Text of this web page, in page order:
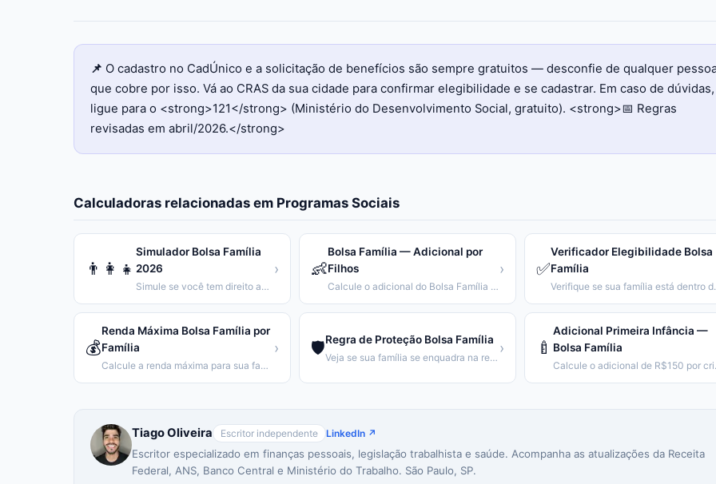
📌 O cadastro no CadÚnico e a solicitação de benefícios são sempre gratuitos — desconfie de qualquer
que cobre por isso. Vá ao CRAS da sua cidade para confirmar elegibilidade e se cadastrar. Em caso de dúvidas,
ligue para o <strong>121</strong> (Ministério do Desenvolvimento Social, gratuito). <strong>📅 Regras
revisadas em abril/2026.</strong>
Calculadoras relacionadas em Programas Sociais
👨‍👩‍👧
Simulador Bolsa Família
2026
Simule se você tem direito ao Bolsa Família e calcule o valor.
› 👶
Bolsa Família — Adicional por
Filhos
Calcule o adicional do Bolsa Família conforme número e idade dos filhos.
› ✅
Verificador Elegibilidade Bolsa
Família
Verifique se
💰
Renda Máxima Bolsa Família por
Família
Calcule a renda máxima para sua família receber o Bolsa Família.
› 🛡️Regra de Proteção Bolsa Família
Veja se sua família se enquadra na regra de proteção (emancipação gradual).
› 🍼
Adicional Primeira Infância —
Bolsa Família
Calcule
Tiago Oliveira Escritor independente LinkedIn ↗
Escritor especializado em finanças pessoais, legislação trabalhista e saúde. Acompanha as atualizações da Receita
Federal, ANS, Banco Central e Ministério do Trabalho. São Paulo, SP.